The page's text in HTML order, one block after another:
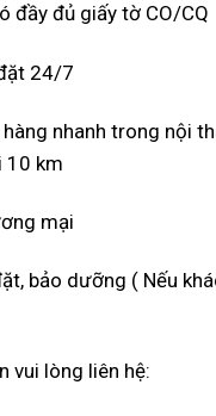
đầy đủ giấy tờ CO/CQ
24/7
nhanh trong nội
10 km
mại
bảo dưỡng ( Nếu
vui lòng liên hệ: